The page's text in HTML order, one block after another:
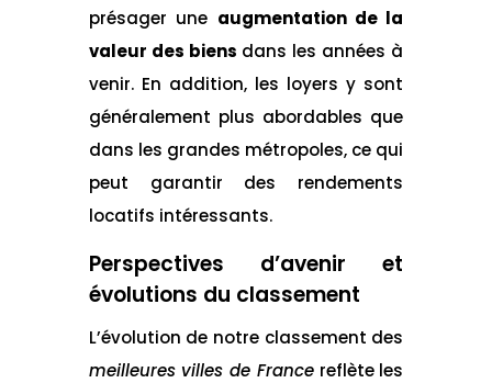
présager une augmentation de la
valeur des biens dans les années à
venir. En addition, les loyers y sont
généralement plus abordables que
dans les grandes métropoles, ce qui
peut garantir des rendements
locatifs intéressants.
Perspectives d’avenir et
évolutions du classement
L’évolution de notre classement des
meilleures villes de Francereflète les